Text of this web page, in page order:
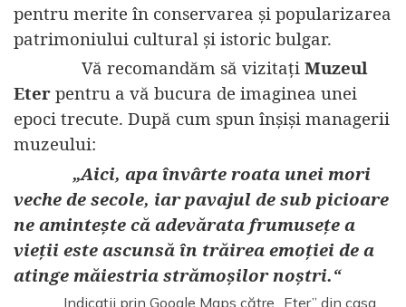
pentru merite în conservarea și popularizarea
patrimoniului cultural și istoric bulgar.
Vă recomandăm să vizitați Muzeul
Eter pentru a vă bucura de imaginea unei
epoci trecute. După cum spun înșiși managerii
muzeului:
„Aici, apa învârte roata unei mori
veche de secole, iar pavajul de sub picioare
ne amintește că adevărata frumusețe a
vieții este ascunsă în trăirea emoției de a
atinge măiestria strămoșilor noștri.“
Indicații prin Google Maps către „Eter” din casa